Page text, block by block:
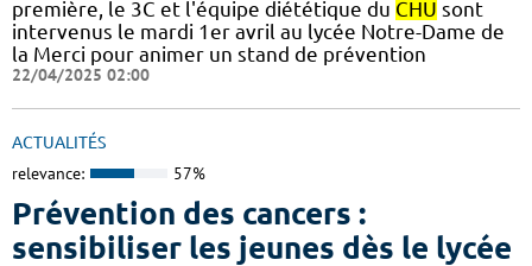
première, le 3C et l'équipe diététique du CHU sont
intervenus le mardi 1er avril au lycée Notre-Dame de
la Merci pour animer un stand de prévention
22/04/2025 02:00
ACTUALITÉS
relevance: 57%
Prévention des cancers :
sensibiliser les jeunes dès le lycée